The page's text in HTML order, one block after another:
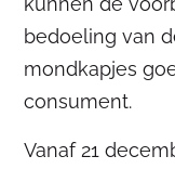
bedoeling van
mondkapjes
consument.
Vanaf 21